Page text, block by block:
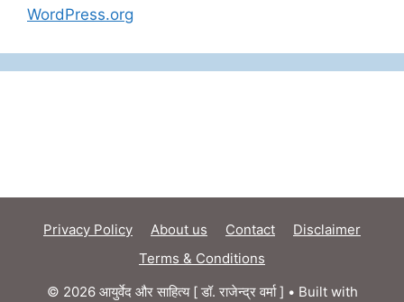
WordPress.org
Privacy Policy About us Contact
Disclaimer
Terms & Conditions
© 2026 आयुर्वेद और साहित्य [ डॉ. राजेन्द्र वर्मा ] • Built with